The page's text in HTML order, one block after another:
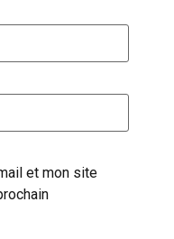
et mon site